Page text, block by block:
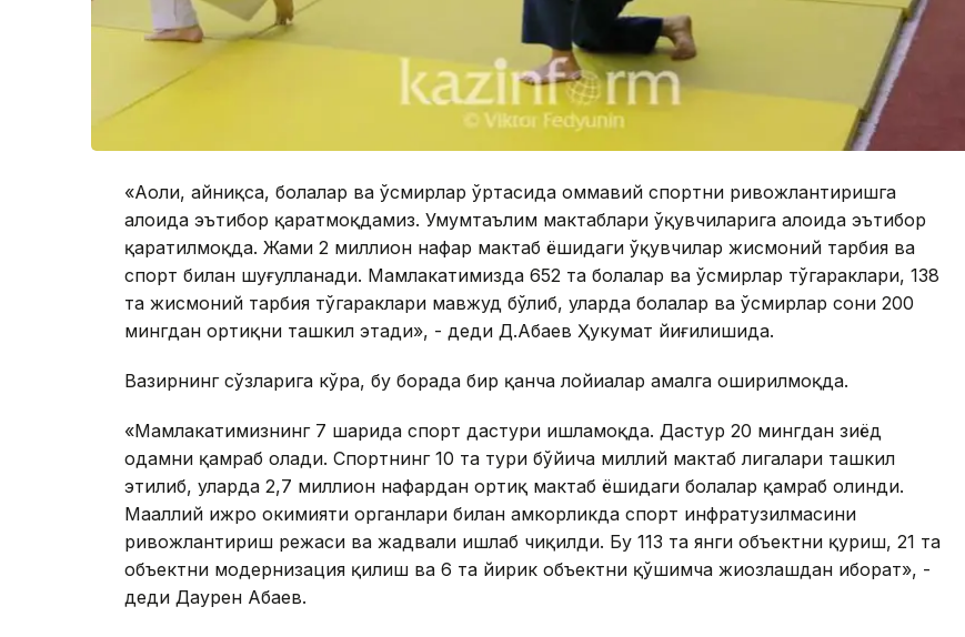
«Аҳоли, айниқса, болалар ва ўсмирлар ўртасида оммавий спортни ривожлантиришга
алоҳида эътибор қаратмоқдамиз. Умумтаълим мактаблари ўқувчиларига алоҳида эътибор
қаратилмоқда. Жами 2 миллион нафар мактаб ёшидаги ўқувчилар жисмоний тарбия ва
спорт билан шуғулланади. Мамлакатимизда 652 та болалар ва ўсмирлар тўгараклари, 138
та жисмоний тарбия тўгараклари мавжуд бўлиб, уларда болалар ва ўсмирлар сони 200
мингдан ортиқни ташкил этади», - деди Д.Абаев Ҳукумат йиғилишида.
Вазирнинг сўзларига кўра, бу борада бир қанча лойиҳалар амалга оширилмоқда.
«Мамлакатимизнинг 7 шаҳрида спорт дастури ишламоқда. Дастур 20 мингдан зиёд
одамни қамраб олади. Спортнинг 10 та тури бўйича миллий мактаб лигалари ташкил
этилиб, уларда 2,7 миллион нафардан ортиқ мактаб ёшидаги болалар қамраб олинди.
Маҳаллий ижро ҳокимияти органлари билан ҳамкорликда спорт инфратузилмасини
ривожлантириш режаси ва жадвали ишлаб чиқилди. Бу 113 та янги объектни қуриш, 21 та
объектни модернизация қилиш ва 6 та йирик объектни қўшимча жиҳозлашдан иборат», -
деди Даурен Абаев.